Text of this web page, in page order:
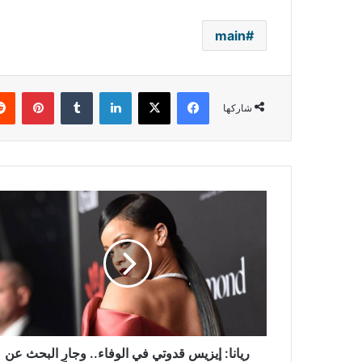
main
شاركها
فيسبوك ‫X لينكدإن
الوفاء..
رجل
ريانا: إيزيس قدوتي في الوفاء.. وجارٍ البحث عن